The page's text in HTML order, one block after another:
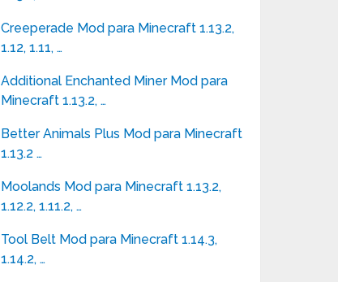
Creeperade Mod para Minecraft 1.13.2,
1.12, 1.11, …
Additional Enchanted Miner Mod para
Minecraft 1.13.2, …
Better Animals Plus Mod para Minecraft
1.13.2 …
Moolands Mod para Minecraft 1.13.2,
1.12.2, 1.11.2, …
Tool Belt Mod para Minecraft 1.14.3,
1.14.2, …